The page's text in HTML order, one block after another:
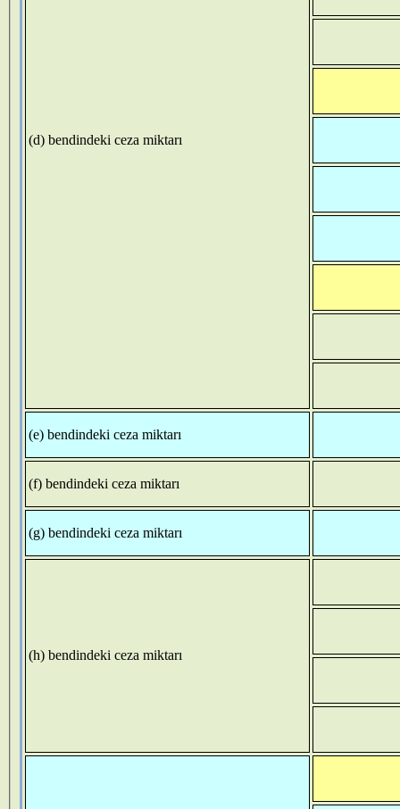
(d) bendindeki ceza miktarı
(e) bendindeki ceza miktarı
(f) bendindeki ceza miktarı
(g) bendindeki ceza miktarı
(h) bendindeki ceza miktarı